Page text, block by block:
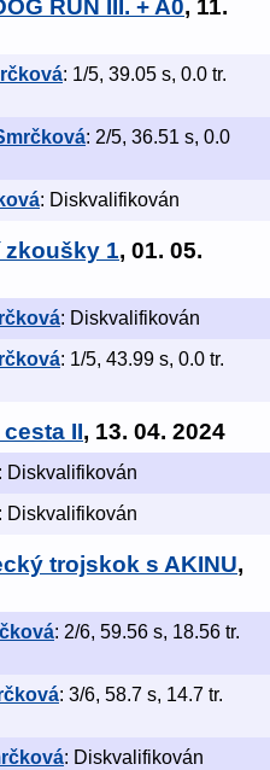
RUN III. + A0, 11.
: 1/5, 39.05 s, 0.0 tr.
: 2/5, 36.51 s, 0.0
: Diskvalifikován
zkoušky 1, 01. 05.
: Diskvalifikován
: 1/5, 43.99 s, 0.0 tr.
II, 13. 04. 2024
: Diskvalifikován
: Diskvalifikován
trojskok s AKINU,
: 2/6, 59.56 s, 18.56 tr.
: 3/6, 58.7 s, 14.7 tr.
: Diskvalifikován